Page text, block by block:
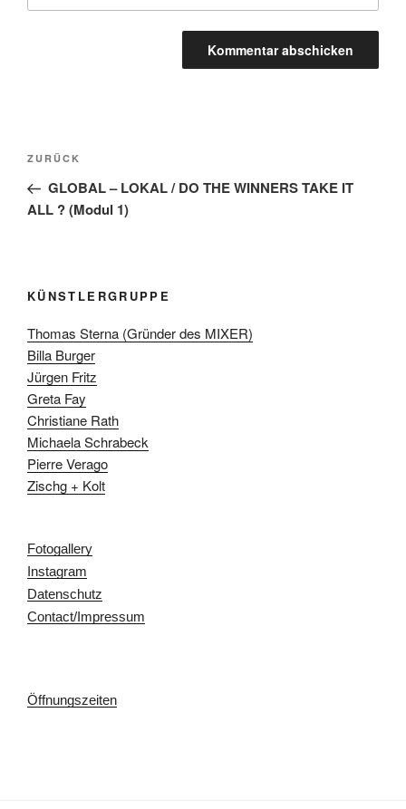
Beitragsnavigation
Vorheriger
Beitrag
ZURÜCK
GLOBAL – LOKAL / DO THE WINNERS TAKE IT
ALL ? (Modul 1)
KÜNSTLERGRUPPE
Thomas Sterna (Gründer des MIXER)
Billa Burger
Jürgen Fritz
Greta Fay
Christiane Rath
Michaela Schrabeck
Pierre Verago
Zischg + Kolt
Fotogallery
Instagram
Datenschutz
Contact/Impressum
Öffnungszeiten